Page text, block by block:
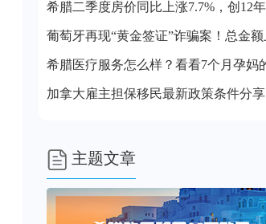
加拿大雇主担保移民最新政策条件分享
 主题文章